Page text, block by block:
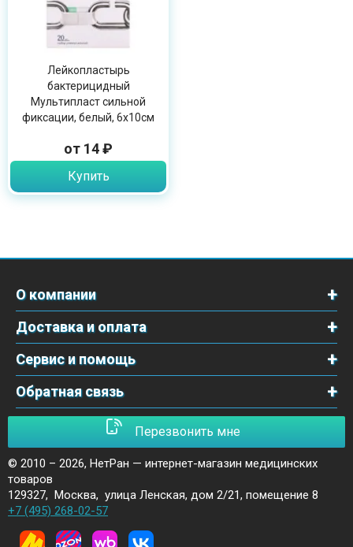
Лейкопластырь
бактерицидный
Мультипласт сильной
фиксации, белый, 6х10см
от 14 ₽
Купить
О компании
Доставка и оплата
Сервис и помощь
Обратная связь
Перезвонить мне
© 2010 – 2026, НетРан — интернет-магазин медицинских
товаров
129327, Москва, улица Ленская, дом 2/21, помещение 8
+7 (495) 268-02-57